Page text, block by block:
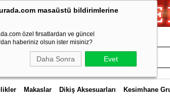
masaüstü bildirimlerine
özel fırsatlardan ve güncel
haberiniz olsun ister misiniz?
Daha Sonra Evet
Makaslar Dikiş Aksesuarları Kesimhane